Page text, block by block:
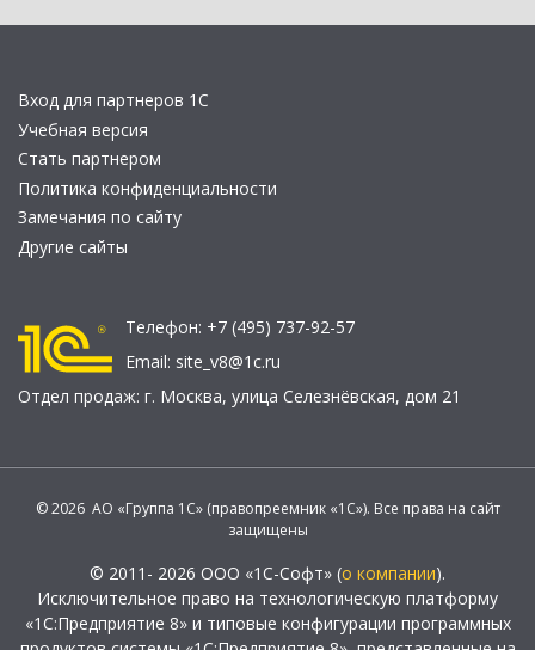
Вход для партнеров 1С
Учебная версия
Стать партнером
Политика конфиденциальности
Замечания по сайту
Другие сайты
Телефон: +7 (495) 737-92-57
Email: site_v8@1c.ru
Отдел продаж: г. Москва, улица Селезнёвская, дом 21
© 2026 АО «Группа 1С» (правопреемник «1С»). Все права на сайт
защищены
© 2011- 2026 ООО «1С-Софт» (о компании).
Исключительное право на технологическую платформу
«1С:Предприятие 8» и типовые конфигурации программных